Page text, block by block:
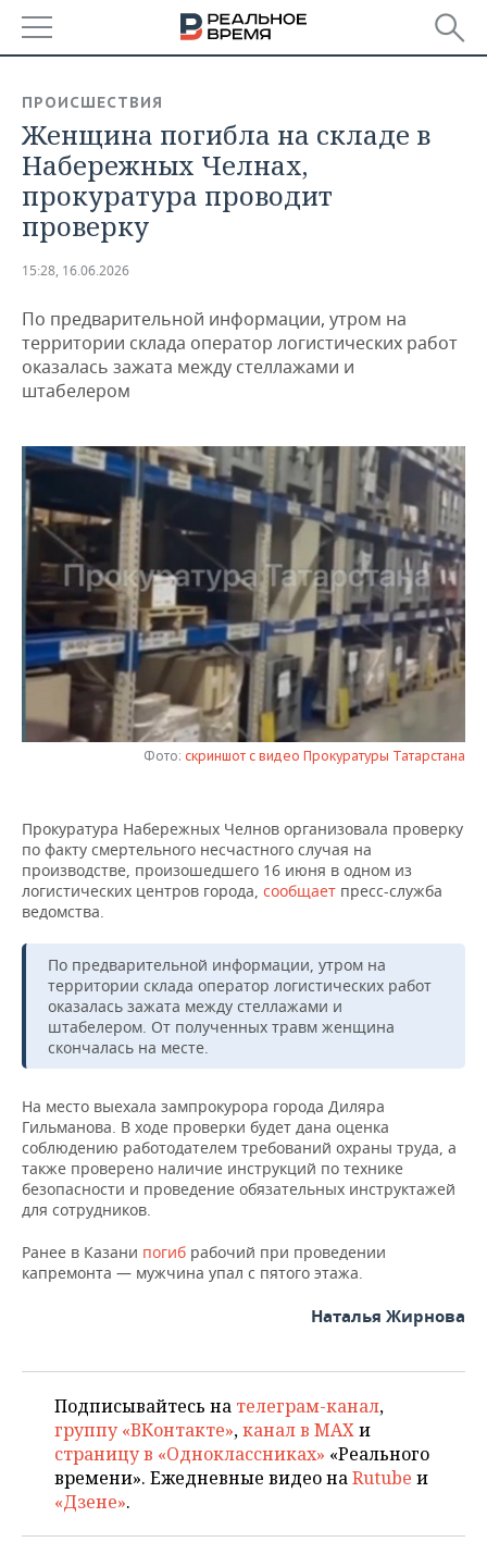
БАШКОРТОСТАН
ТАТАРСТАН
УДМУРТИЯ
НОВОСТИ
АНАЛИТИКА
НОВОСТИ АНАЛИТИКИ
ДЕКЛАРАЦИИ О ДОХОДАХ
КОРОЛИ ГОСЗАКАЗА ПФО
ВУЗЫ ТАТАРСТАНА
ТОРГОВЫЕ ЦЕНТРЫ
ТАТАРСТАНА
ЭКОНОМИКА
НОВОСТИ ЭКОНОМИКИ
ФИНАНСЫ
БАНКИ
ИНВЕСТИЦИИ
ПРОМЫШЛЕННОСТЬ
НОВОСТИ
ПРОМЫШЛЕННОСТИ
АГРОПРОМ
МАШИНОСТРОЕНИЕ
НЕФТЕХИМИЯ
НЕФТЬ
ЭНЕРГЕТИКА
НЕДВИЖИМОСТЬ
НОВОСТИ НЕДВИЖИМОСТИ
АВТО
НОВОСТИ БИЗНЕСА
РОЗНИЧНАЯ ТОРГОВЛЯ
ТРАНСПОРТ
УСЛУГИ
ТЕХНОЛОГИИ
НОВОСТИ ТЕХНОЛОГИЙ
IT
МЕДИА
ТЕЛЕКОММУНИКАЦИИ
МЕРОПРИЯТИЯ
НОВОСТИ МЕРОПРИЯТИЙ
ВЫЕЗДНАЯ РЕДАКЦИЯ
БИЗНЕС-БРАНЧИ
ONLINE-КОНФЕРЕНЦИИ
СПОРТ
НОВОСТИ СПОРТА
ФУТБОЛ
ХОККЕЙ
ВОЛЕЙБОЛ
КИБЕРСПОРТ
ВОДНЫЕ ВИДЫ СПОРТА
ХОККЕЙ С МЯЧОМ
ОБЩЕСТВО
НОВОСТИ ОБЩЕСТВА
ВЛАСТЬ
ИСТОРИЯ
КУЛЬТУРА
ОБРАЗОВАНИЕ
ПРОИСШЕСТВИЯ
ФОТОГАЛЕРЕЯ
СЮЖЕТЫ
СПИСОК ПЕРСОН
СПИСОК КОМПАНИЙ
ПОЛНАЯ ВЕРСИЯ
ПРОИСШЕСТВИЯ
Женщина погибла на складе в
Набережных Челнах,
прокуратура проводит
проверку
15:28, 16.06.2026
По предварительной информации, утром на
территории склада оператор логистических работ
оказалась зажата между стеллажами и
штабелером
Фото: скриншот с видео Прокуратуры Татарстана
Прокуратура Набережных Челнов организовала проверку
по факту смертельного несчастного случая на
производстве, произошедшего 16 июня в одном из
логистических центров города, сообщает пресс-служба
ведомства.
По предварительной информации, утром на
территории склада оператор логистических работ
оказалась зажата между стеллажами и
штабелером. От полученных травм женщина
скончалась на месте.
На место выехала зампрокурора города Диляра
Гильманова. В ходе проверки будет дана оценка
соблюдению работодателем требований охраны труда, а
также проверено наличие инструкций по технике
безопасности и проведение обязательных инструктажей
для сотрудников.
Ранее в Казани погиб рабочий при проведении
капремонта — мужчина упал с пятого этажа.
Наталья Жирнова
Подписывайтесь на телеграм-канал,
группу «ВКонтакте»,канал в MAXи
страницу в «Одноклассниках» «Реального
времени». Ежедневные видео наRutube и
«Дзене».